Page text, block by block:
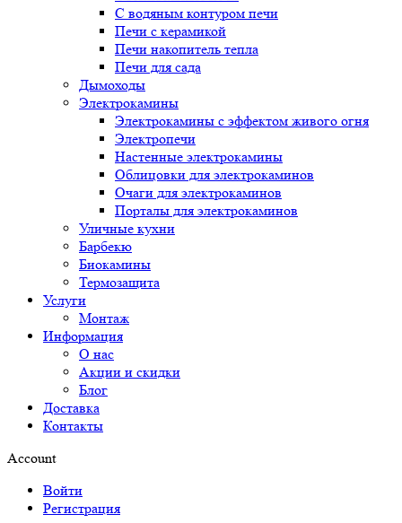
С водяным контуром печи
Печи с керамикой
Печи накопитель тепла
Печи для сада
Дымоходы
Электрокамины
Электрокамины с эффектом живого огня
Электропечи
Настенные электрокамины
Облицовки для электрокаминов
Очаги для электрокаминов
Порталы для электрокаминов
Уличные кухни
Барбекю
Биокамины
Термозащита
Услуги
Монтаж
Информация
О нас
Акции и скидки
Блог
Доставка
Контакты
Account
Войти
Регистрация